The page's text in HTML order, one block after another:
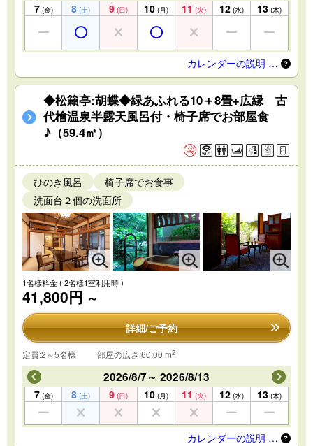
7 (金) 8 (土) 9 (日) 10 (月) 11 (火) 12 (水) 13 (木)
カレンダーの説明 …
◆松籟亭:胡蝶◆緑あふれる10＋8畳+広縁 古
代檜温泉半露天風呂付・椅子席でお部屋食
♪（59.4㎡）
ひのき風呂
椅子席でお食事
洗面台２個の洗面所
1名様料金( 2名様1室利用時 )
41,800円 ～
詳細/ご予約
定員:2～5名様 部屋の広さ:60.00 m2
2026/8/7～ 2026/8/13
7 (金) 8 (土) 9 (日) 10 (月) 11 (火) 12 (水) 13 (木)
カレンダーの説明 …